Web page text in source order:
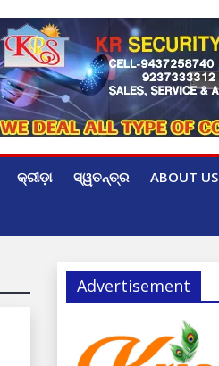
କ୍ରୀଡ଼ା ସ୍ୱତନ୍ତ୍ର ABOUT US
Advertisement